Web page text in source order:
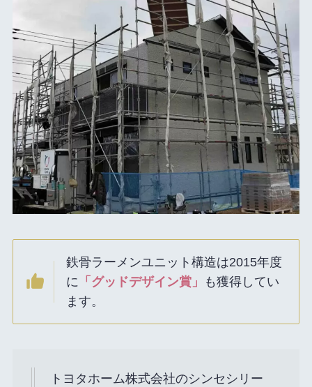
鉄骨ラーメンユニット構造は2015年度
に 「グッドデザイン賞」
も獲得してい
ます。
トヨタホーム株式会社のシンセシリー